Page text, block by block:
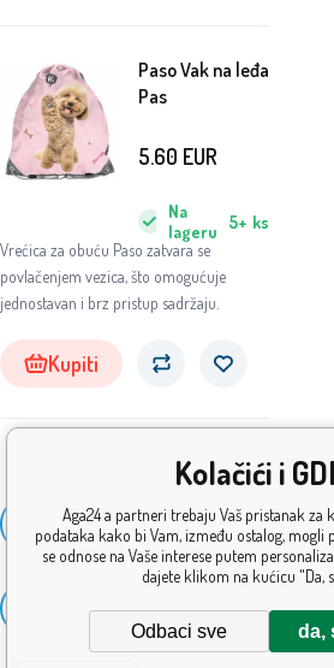
Paso Vak na leđa
Pas
Vrećica za obuću Paso zatvara se
povlačenjem vezica, što omogućuje
jednostavan i brz pristup sadržaju.
Na
lageru
5+ ks
5.60 EUR
Kupiti
Prikaži
više
36
3 4
Kolačići i
Aga24 a partneri trebaju Vaš pristanak za
podataka kako bi Vam, između ostalog,
se odnose na Vaše interese putem
dajete klikom na kućicu "Da,
Odbaci sve da,